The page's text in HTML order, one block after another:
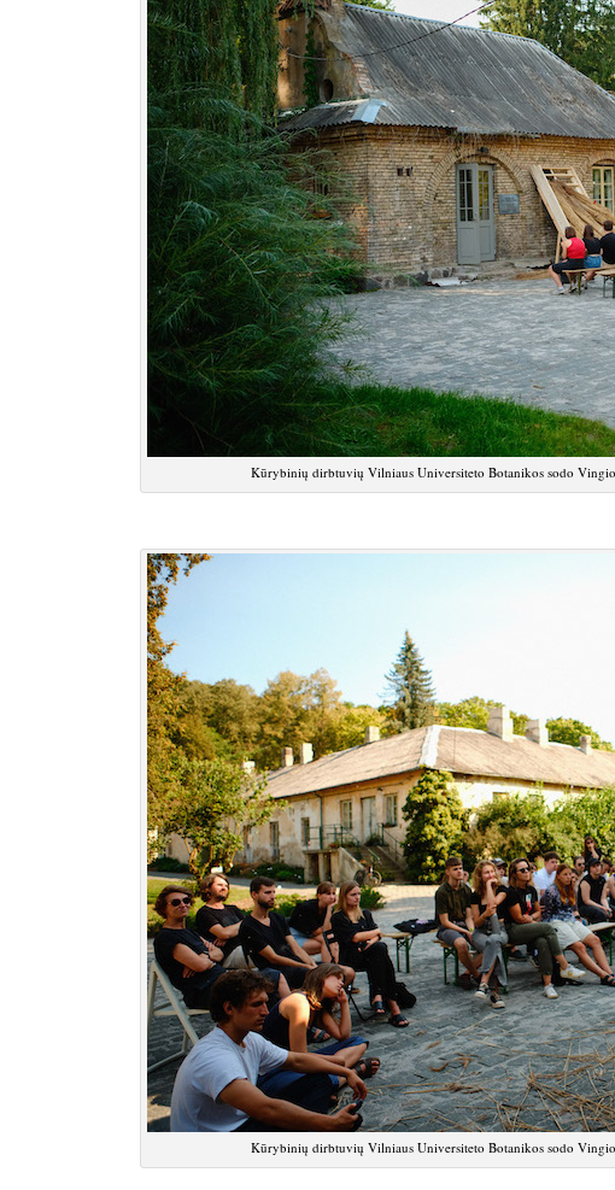
Kūrybinių dirbtuvių Vilniaus Universiteto Botanikos sodo
Kūrybinių dirbtuvių Vilniaus Universiteto Botanikos sodo